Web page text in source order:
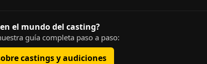
el mundo del casting?
guía completa paso a paso:
castings y audiciones